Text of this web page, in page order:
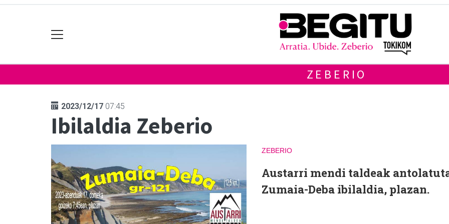
ZEBERIO
2023/12/17 07:45
Ibilaldia Zeberio
ZEBERIO
Austarri mendi taldeak
Zumaia-Deba ibilaldia, plazan.